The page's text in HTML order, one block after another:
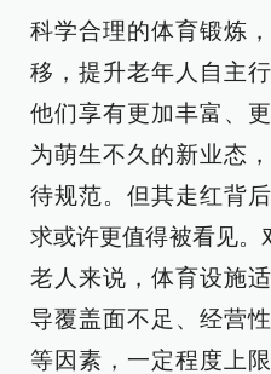
科学合理的体育锻炼
移，提升老年人自主
他们享有更加丰富、
为萌生不久的新业态
待规范。但其走红背
求或许更值得被看见。
老人来说，体育设施
导覆盖面不足、经营
等因素，一定程度上